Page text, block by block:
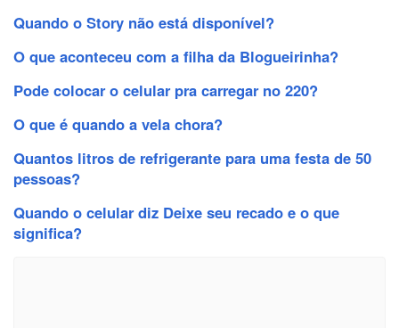
Quando o Story não está disponível?
O que aconteceu com a filha da Blogueirinha?
Pode colocar o celular pra carregar no 220?
O que é quando a vela chora?
Quantos litros de refrigerante para uma festa de 50
pessoas?
Quando o celular diz Deixe seu recado e o que
significa?